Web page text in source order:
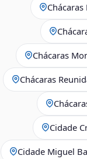
Chácaras
Chácaras
Chácaras
Cidade
Cidade Miguel